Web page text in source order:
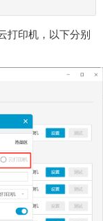
打印机，以下分别